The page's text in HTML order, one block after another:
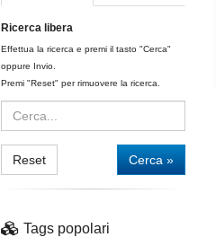
Ricerca libera
Effettua la ricerca e premi il tasto "Cerca"
oppure Invio.
Premi "Reset" per rimuovere la ricerca.
Reset Cerca »
Tags popolari